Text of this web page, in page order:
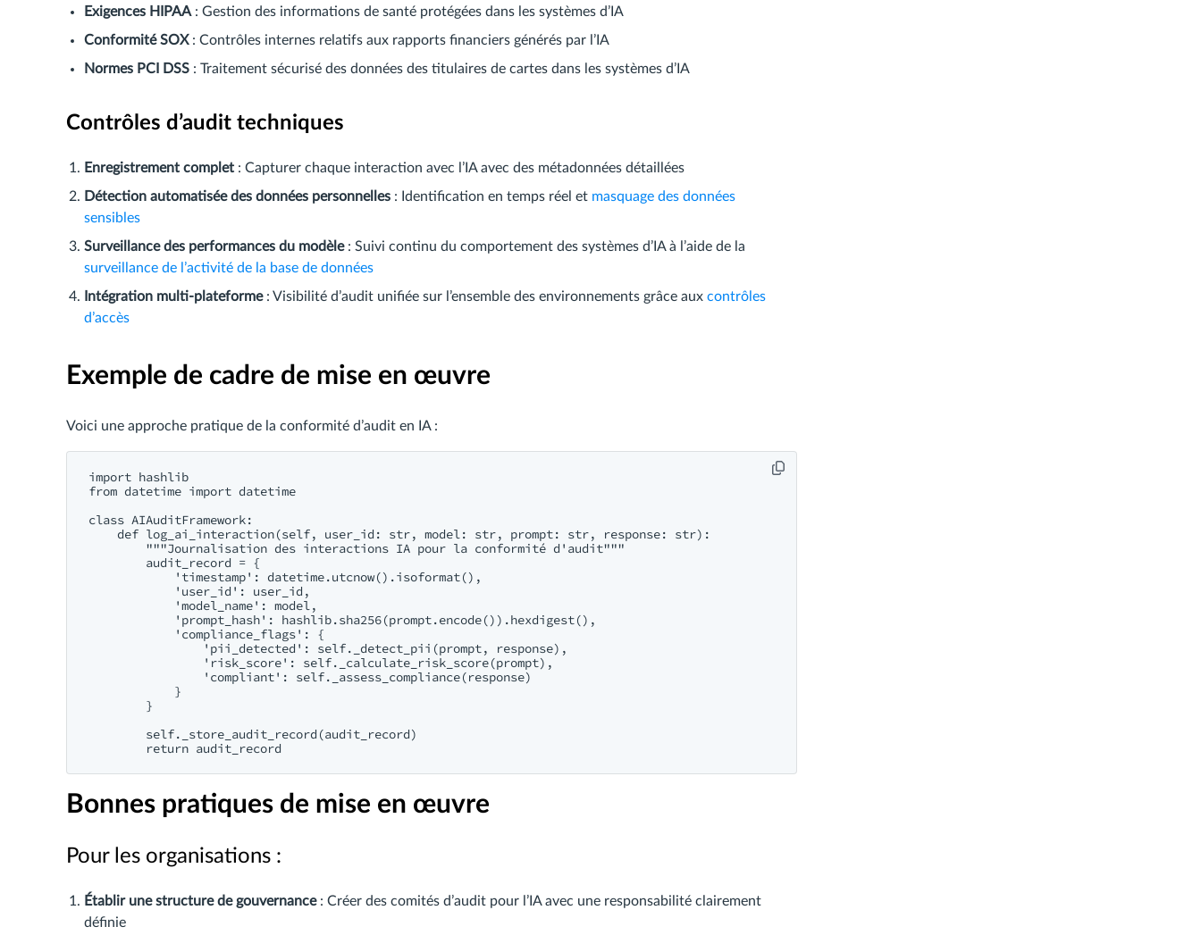
Exigences HIPAA: Gestion des informations de santé protégées dans les systèmes d’IA
Conformité SOX: Contrôles internes relatifs aux rapports financiers générés par l’IA
Normes PCI DSS : Traitement sécurisé des données des titulaires de cartes dans les systèmes d’IA
Contrôles d’audit techniques
Enregistrement complet : Capturer chaque interaction avec l’IA avec des métadonnées détaillées
Détection automatisée des données personnelles : Identification en temps réel et masquage des données
sensibles
Surveillance des performances du modèle: Suivi continu du comportement des systèmes d’IA à l’aide de la
surveillance de l’activité de la base de données
Intégration multi-plateforme: Visibilité d’audit unifiée sur l’ensemble des environnements grâce aux contrôles
d’accès
Exemple de cadre de mise en œuvre
Voici une approche pratique de la conformité d’audit en IA :
import hashlib
from datetime import datetime
class AIAuditFramework:
    def log_ai_interaction(self, user_id: str, model: str, prompt: str, response: str):
        """Journalisation des interactions IA pour la conformité d'audit"""
        audit_record = {
            'timestamp': datetime.utcnow().isoformat(),
            'user_id': user_id,
            'model_name': model,
            'prompt_hash': hashlib.sha256(prompt.encode()).hexdigest(),
            'compliance_flags': {
                'pii_detected': self._detect_pii(prompt, response),
                'risk_score': self._calculate_risk_score(prompt),
                'compliant': self._assess_compliance(response)
            }
        }
        self._store_audit_record(audit_record)
Bonnes pratiques de mise en œuvre
Pour les organisations :
Établir une structure de gouvernance: Créer des comités d’audit pour l’IA avec une responsabilité clairement
définie